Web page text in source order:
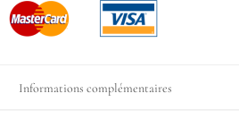
Informations complémentaires